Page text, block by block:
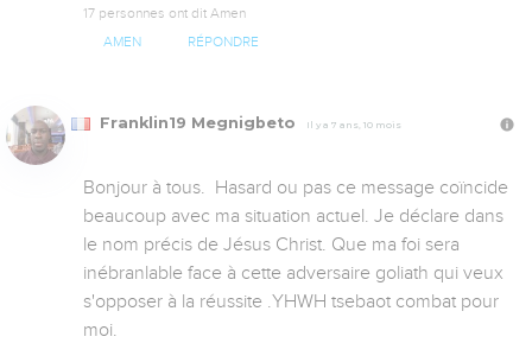
17 personnes ont dit Amen
AMEN RÉPONDRE
Franklin19 Megnigbeto Il y a 7 ans, 10 mois
Bonjour à tous.  Hasard ou pas ce message coïncide
beaucoup avec ma situation actuel. Je déclare dans
le nom précis de Jésus Christ. Que ma foi sera
inébranlable face à cette adversaire goliath qui veux
s'opposer à la réussite .YHWH tsebaot combat pour
moi.